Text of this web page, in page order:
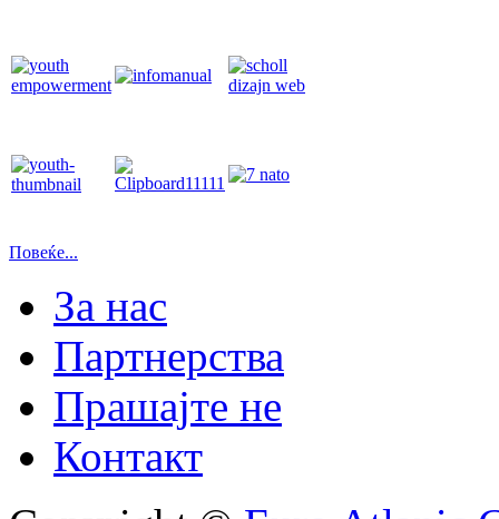
Повеќе...
За нас
Партнерства
Прашајте не
Контакт